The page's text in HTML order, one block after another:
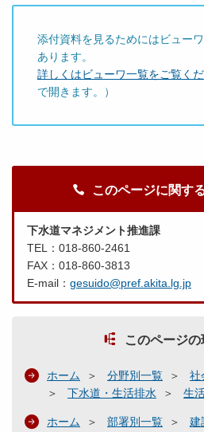
添付資料を見るためにはビュー
あります。
詳しくはビューワ一覧をご覧くだ
で開きます。）
このページに関す
下水道マネジメント推進課
TEL：018-860-2461
FAX：018-860-3813
E-mail： gesuido@pref.akita.lg.jp
このページ
ホーム 分野別一覧
社
下水道・生活排水
生
ホーム 部署別一覧
建